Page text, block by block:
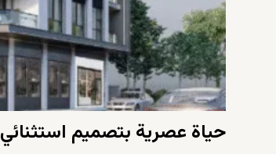
حياة عصرية بتصميم استثنائي